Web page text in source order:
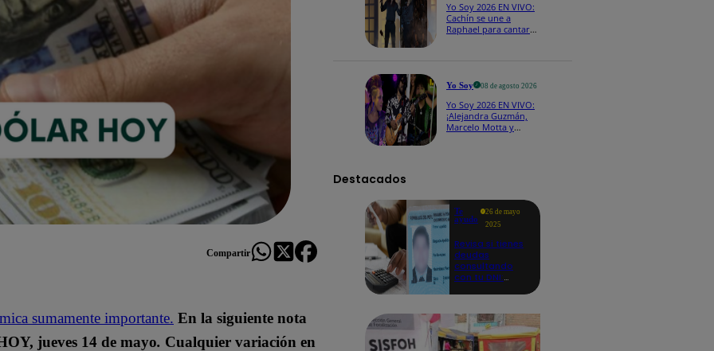
Compartir
sumamente importante. En la siguiente nota
jueves 14 de mayo. Cualquier variación en
Yo Soy 2026 EN VIVO:
Cachín se une a
Raphael para cantar
Yo Soy 08 de agosto 2026
Yo Soy 2026 EN VIVO:
¡Alejandra Guzmán,
Marcelo Motta y
Destacados
Te
ayudo
26 de mayo
2025
Revisa si tienes
deudas
consultando
con tu DNI: